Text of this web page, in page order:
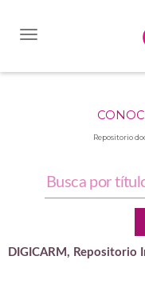
Repositorio
DIGICARM, Repositorio